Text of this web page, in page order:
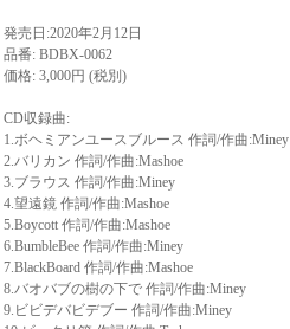
発売日:2020年2月12日
品番: BDBX-0062
価格: 3,000円 (税別)
CD収録曲:
1.ボヘミアンユースブルース 作詞/作曲:Miney
2.バリカン 作詞/作曲:Mashoe
3.ブラウス 作詞/作曲:Miney
4.望遠鏡 作詞/作曲:Mashoe
5.Boycott 作詞/作曲:Mashoe
6.BumbleBee 作詞/作曲:Miney
7.BlackBoard 作詞/作曲:Mashoe
8.バオバブの樹の下で 作詞/作曲:Miney
9.ビビデバビデブー 作詞/作曲:Miney